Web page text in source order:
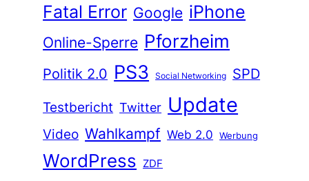
Fatal Error Google iPhone
Online-Sperre Pforzheim
Politik 2.0 PS3 Social Networking
SPD
Testbericht Twitter Update
Video Wahlkampf Web 2.0 Werbung
WordPress ZDF